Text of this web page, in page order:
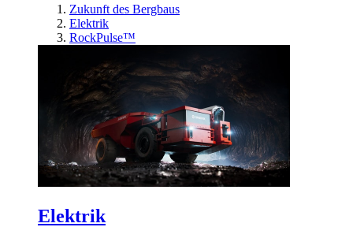
Zukunft des Bergbaus
Elektrik
RockPulse™
Elektrik